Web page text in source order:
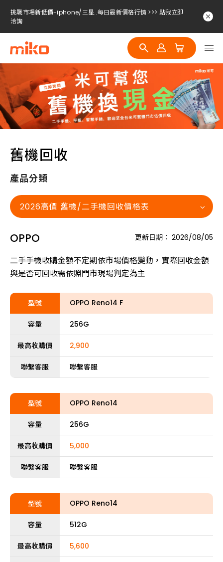
挑戰市場新低價-iphone/三星..每日最新價格行情 >>> 點我立即
洽詢
挑戰市場新低價-iphone/三星..每日最新價格行情 >>> 點我立即
洽詢
挑戰市場新低價-iphone/三星..每日最新價格行情 >>> 點我立即
挑戰市場新低價-iphone/三星..每日最新價格行情 >>> 點我立即
洽詢
舊機回收
產品分類
2026高價 舊機/二手機回收價格表
OPPO 更新日期： 2026/08/05
二手手機收購金額不定期依市場價格變動，實際回收金額
與是否可回收需依照門市現場判定為主
型號 OPPO Reno14 F
容量 256G
最高收購價 2,900
聯繫客服 聯繫客服
型號 OPPO Reno14
容量 256G
最高收購價 5,000
聯繫客服 聯繫客服
型號 OPPO Reno14
容量 512G
最高收購價 5,600